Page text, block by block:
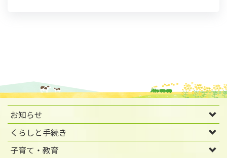
お知らせ
くらしと手続き
子育て・教育